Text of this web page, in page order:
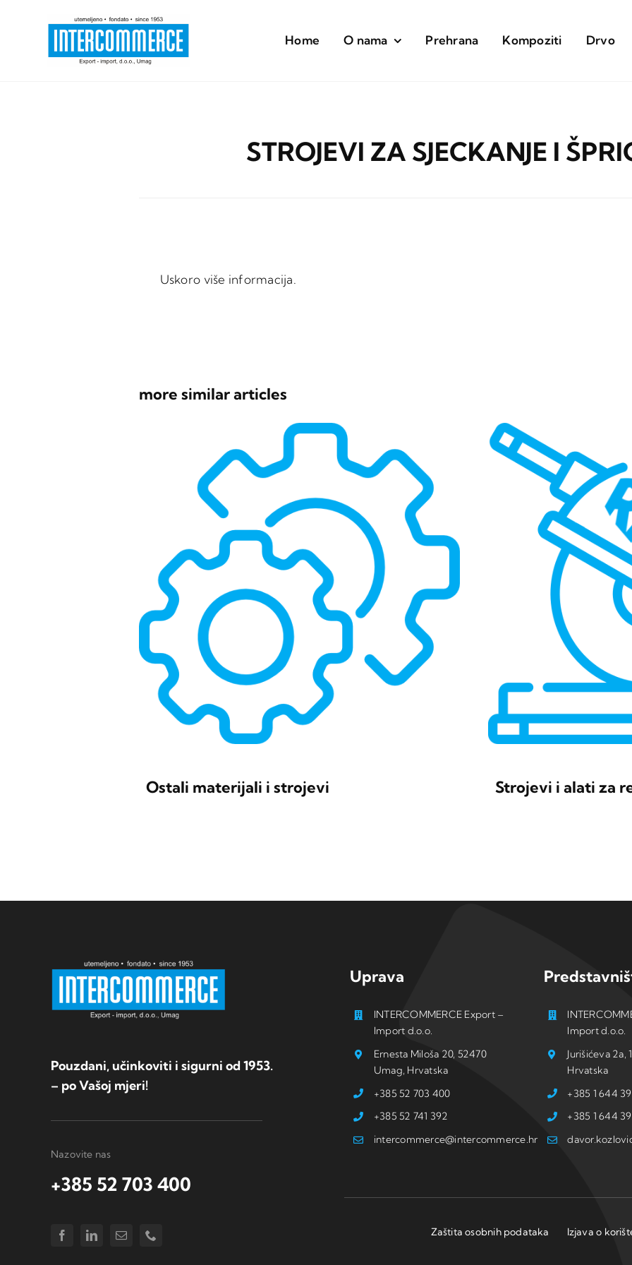
Home O nama Prehrana Kompoziti Drvo
STROJEVI ZA SJECKANJE I
Uskoro više informacija.
more similar articles
Ostali materijali i strojevi Strojevi i alati za
Pouzdani, učinkoviti i sigurni od 1953.
– po Vašoj mjeri!
Nazovite nas
+385 52 703 400
Uprava
INTERCOMMERCE Export –
Import d.o.o.
Ernesta Miloša 20, 52470
Umag, Hrvatska
+385 52 703 400
+385 52 741 392
intercommerce@intercommerce.hr
Import d.o.o.
Jurišićeva 2a,
Hrvatska
+385 1 644
+385 1 644
Zaštita osobnih podataka Izjava o